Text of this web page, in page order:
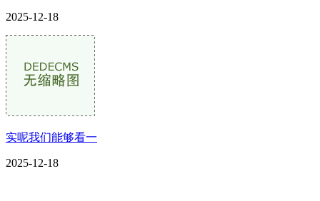
2025-12-18
实呢我们能够看一
2025-12-18